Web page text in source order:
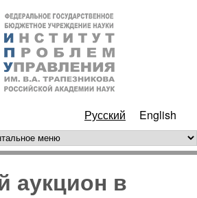
к основному
содержанию
Русский English
меню
аукцион в